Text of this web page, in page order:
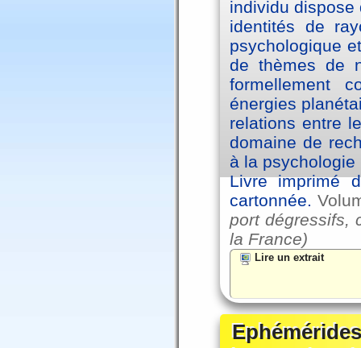
individu
identités de
psychologique
de thèmes de
formellement
énergies
relations entre
domaine de
à la
Livre imprimé
cartonnée.
port dégressifs,
la France)
Lire un extrait